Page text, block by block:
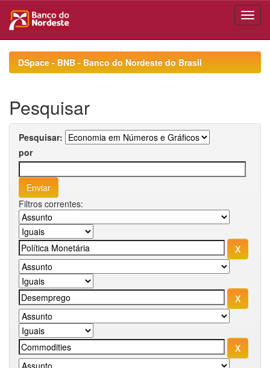
navigationDSpace - BNB - Banco do Nordeste do Brasil
Pesquisar
Pesquisar:
por
Filtros correntes: